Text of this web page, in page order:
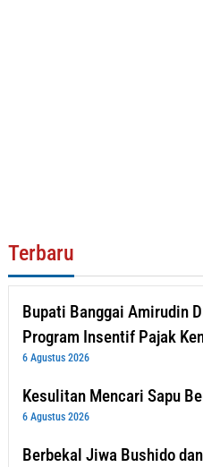
Terbaru
Bupati Banggai Amirudin
Program Insentif Pajak
6 Agustus 2026
Kesulitan Mencari Sapu
6 Agustus 2026
Berbekal Jiwa Bushido